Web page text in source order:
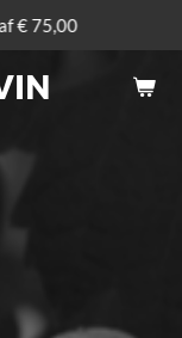
€ 75,00